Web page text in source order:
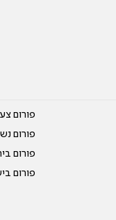
פורום
פורום
פורום
פורום